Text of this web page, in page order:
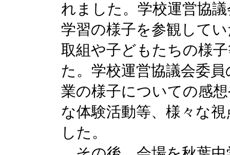
れました。学校運営協
学習の様子を参観して
取組や子どもたちの様
た。学校運営協議会委
業の様子についての感
な体験活動等、様々な
した。